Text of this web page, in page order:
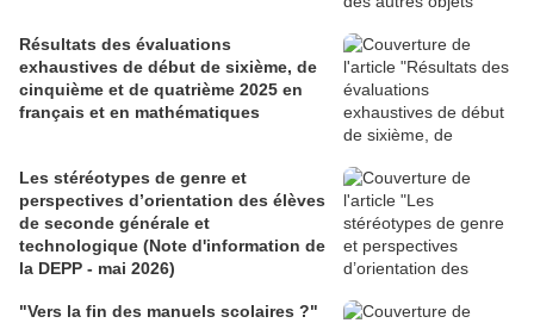
Résultats des évaluations
exhaustives de début de sixième, de
cinquième et de quatrième 2025 en
français et en mathématiques
Les stéréotypes de genre et
perspectives d’orientation des élèves
de seconde générale et
technologique (Note d'information de
la DEPP - mai 2026)
"Vers la fin des manuels scolaires ?"